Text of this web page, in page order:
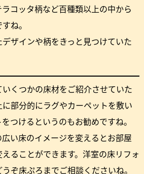
コッタ柄など百種類以上の中から
ね。
ザインや柄をきっと見つけていた
くつかの床材をご紹介させていた
部分的にラグやカーペットを敷い
つけるというのもお勧めですね。
い床のイメージを変えるとお部屋
ることができます。洋室の床リフォ
ぞ床ぷろまでご相談くださいね。